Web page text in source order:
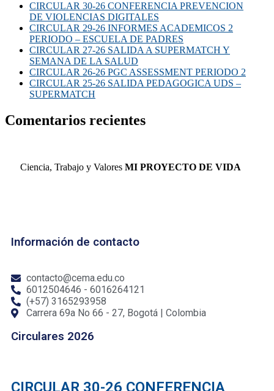
CIRCULAR 30-26 CONFERENCIA PREVENCION
DE VIOLENCIAS DIGITALES
CIRCULAR 29-26 INFORMES ACADEMICOS 2
PERIODO – ESCUELA DE PADRES
CIRCULAR 27-26 SALIDA A SUPERMATCH Y
SEMANA DE LA SALUD
CIRCULAR 26-26 PGC ASSESSMENT PERIODO 2
CIRCULAR 25-26 SALIDA PEDAGOGICA UDS –
SUPERMATCH
Comentarios recientes
Ciencia, Trabajo y Valores MI PROYECTO DE VIDA
Información de contacto
contacto@cema.edu.co
6012504646 - 6016264121
(+57) 3165293958
Carrera 69a No 66 - 27, Bogotá | Colombia
Circulares 2026
CIRCULAR 30-26 CONFERENCIA